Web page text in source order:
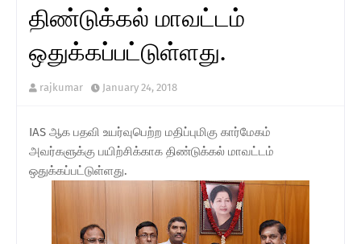
திண்டுக்கல் மாவட்டம்
ஒதுக்கப்பட்டுள்ளது.
rajkumar January 24, 2018
IAS ஆக பதவி உயர்வுபெற்ற மதிப்புமிகு கார்மேகம்
அவர்களுக்கு பயிற்சிக்காக திண்டுக்கல் மாவட்டம்
ஒதுக்கப்பட்டுள்ளது.